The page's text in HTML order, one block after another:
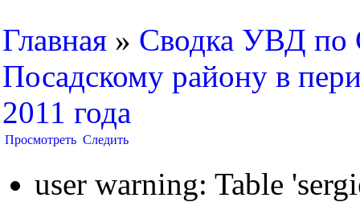
Главная » Сводка УВД по
Посадскому району в
2011 года
Просмотреть Следить
user warning: Table